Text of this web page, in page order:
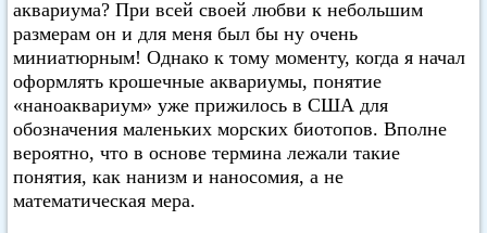
аквариума? При всей своей любви к небольшим
размерам он и для меня был бы ну очень
миниатюрным! Однако к тому моменту, когда я начал
оформлять крошечные аквариумы, понятие
«наноаквариум» уже прижилось в США для
обозначения маленьких морских биотопов. Вполне
вероятно, что в основе термина лежали такие
понятия, как нанизм и наносомия, а не
математическая мера.